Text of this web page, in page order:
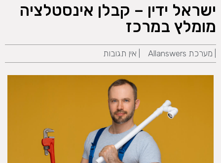
ישראל ידין – קבלן אינסטלציה
מומלץ במרכז
מערכת Allanswers אין תגובות